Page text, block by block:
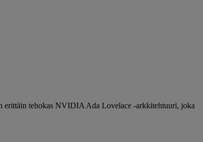
erittäin tehokas NVIDIA Ada Lovelace -arkkitehtuuri, joka